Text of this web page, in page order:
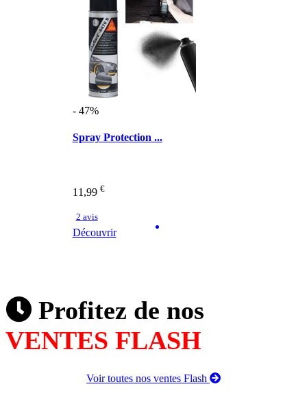
- 47%
Spray Protection ...
11,99 €
2 avis
Découvrir
Profitez de nos
VENTES FLASH
Voir toutes nos ventes Flash